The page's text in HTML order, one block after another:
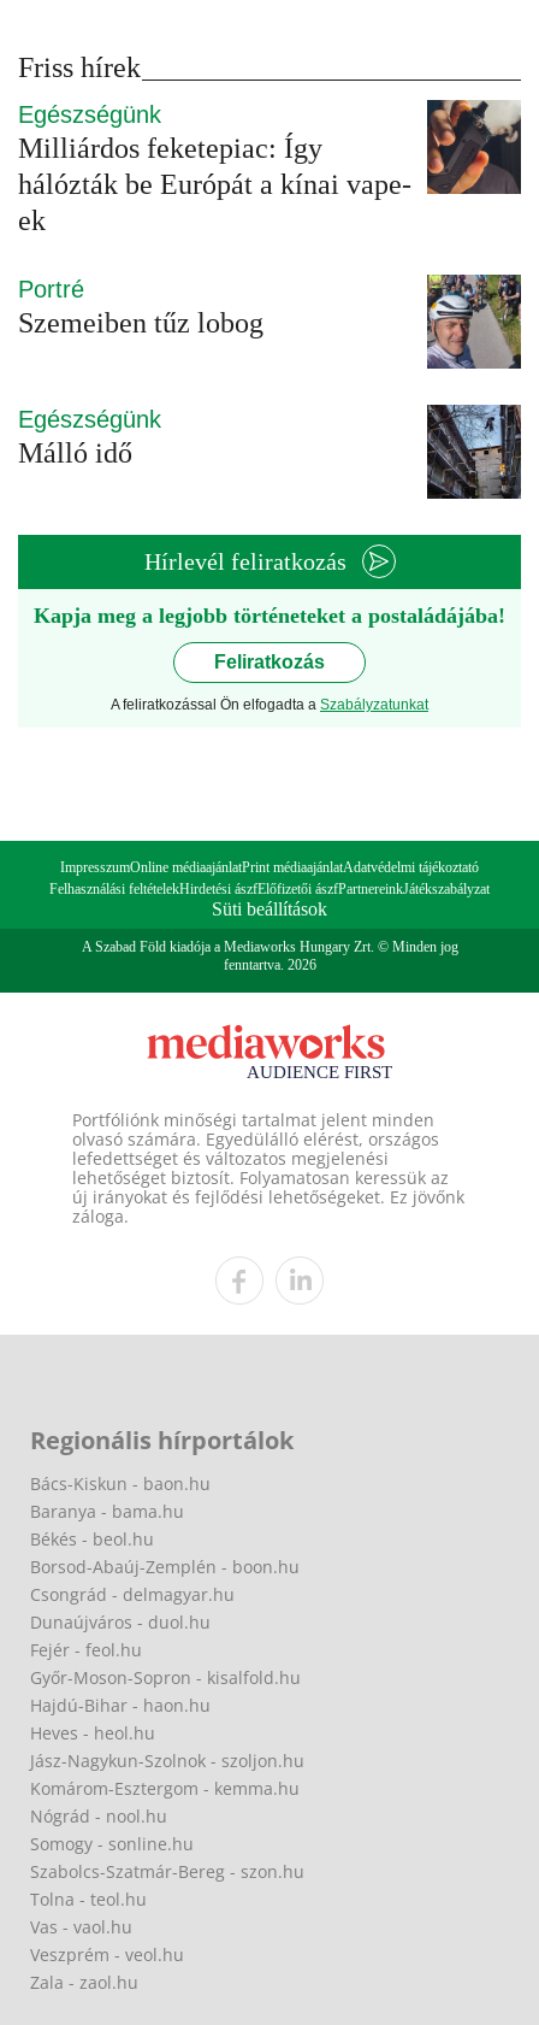
Friss hírek
Egészségünk
Milliárdos feketepiac: Így
hálózták be Európát a kínai vape-
ek
Portré
Szemeiben tűz lobog
Egészségünk
Málló idő
Hírlevél feliratkozás
Kapja meg a legjobb történeteket a postaládájába!
Feliratkozás
A feliratkozással Ön elfogadta a Szabályzatunkat
ImpresszumOnline médiaajánlatPrint médiaajánlatAdatvédelmi tájékoztató
Felhasználási feltételekHirdetési ászfElőfizetői ászfPartnereinkJátékszabályzat
Süti beállítások
A Szabad Föld kiadója a Mediaworks Hungary Zrt. © Minden jog
fenntartva. 2026
Portfóliónk minőségi tartalmat jelent minden
olvasó számára. Egyedülálló elérést, országos
lefedettséget és változatos megjelenési
lehetőséget biztosít. Folyamatosan keressük az
új irányokat és fejlődési lehetőségeket. Ez jövőnk
záloga.
Regionális hírportálok
Bács-Kiskun - baon.hu
Baranya - bama.hu
Békés - beol.hu
Borsod-Abaúj-Zemplén - boon.hu
Csongrád - delmagyar.hu
Dunaújváros - duol.hu
Fejér - feol.hu
Győr-Moson-Sopron - kisalfold.hu
Hajdú-Bihar - haon.hu
Heves - heol.hu
Jász-Nagykun-Szolnok - szoljon.hu
Komárom-Esztergom - kemma.hu
Nógrád - nool.hu
Somogy - sonline.hu
Szabolcs-Szatmár-Bereg - szon.hu
Tolna - teol.hu
Vas - vaol.hu
Veszprém - veol.hu
Zala - zaol.hu